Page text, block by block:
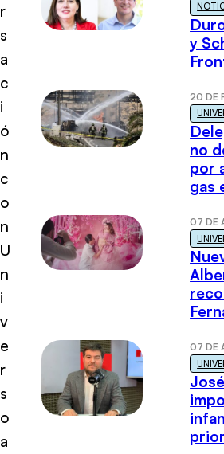
r
s
a
c
i
ó
n
c
o
n
U
n
i
v
e
r
s
o
a
y
20 DE
no
por
gas
07 DE
07 DE